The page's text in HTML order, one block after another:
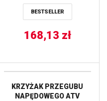
BESTSELLER
168,13 zł
KRZYŻAK PRZEGUBU
NAPĘDOWEGO ATV